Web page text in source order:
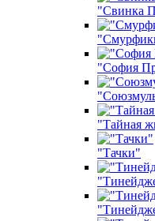
"Свинка
"София
"Тайная
"Тачки"